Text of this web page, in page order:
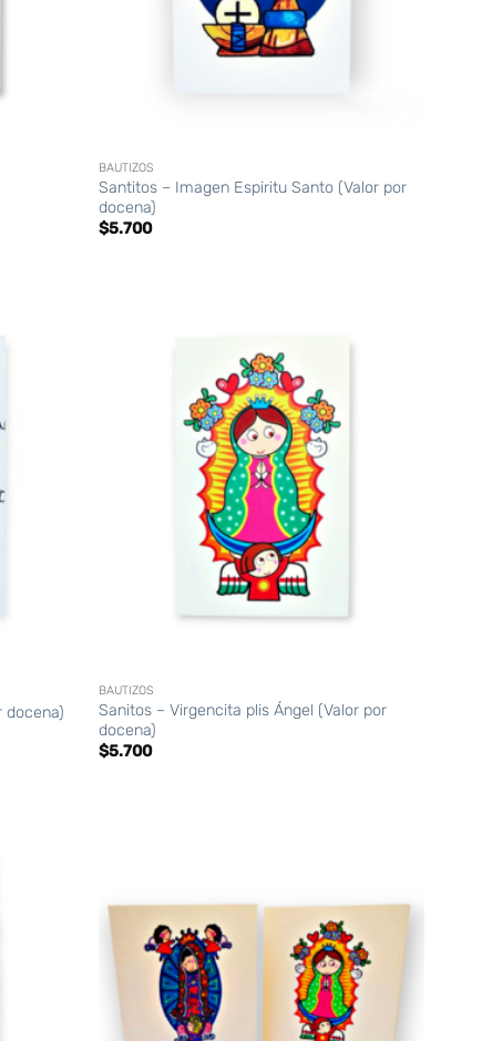
BAUTIZOS
Santitos – Imagen Espiritu Santo (Valor por
docena)
$5.700
docena)
BAUTIZOS
Sanitos – Virgencita plis Ángel (Valor por
docena)
$5.700